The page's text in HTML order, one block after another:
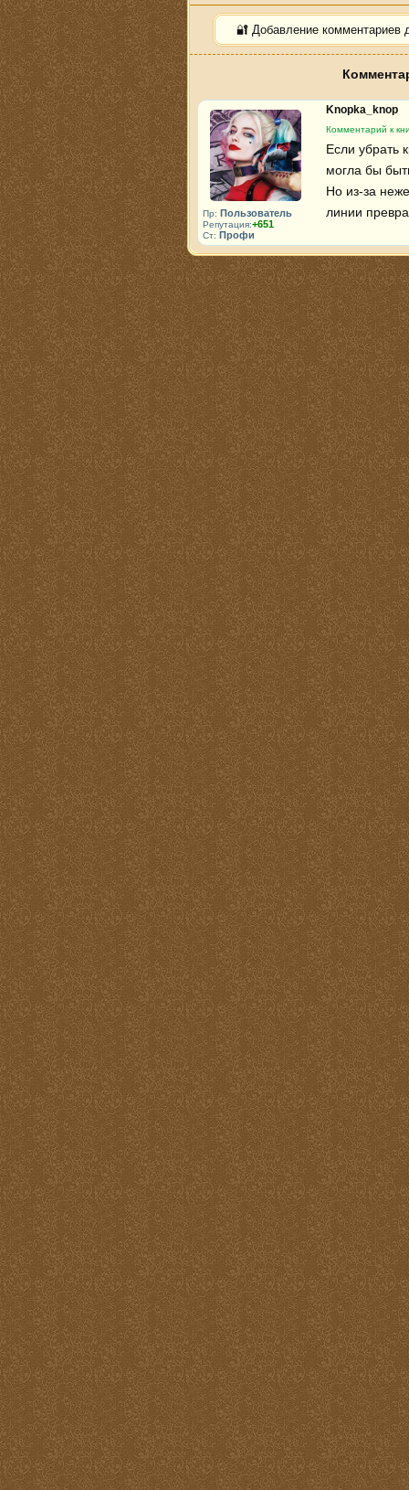
🔐 Добавление комментариев
Пр: Пользователь
Репутация:+651
Ст: Профи
Knopka_knop
Комментарий к
Если убрать
могла бы
Но из-за
линии